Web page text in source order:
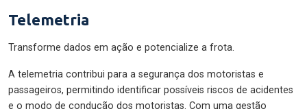
Telemetria
Transforme dados em ação e potencialize a frota.
A telemetria contribui para a segurança dos motoristas e
passageiros, permitindo identificar possíveis riscos de acidentes
e o modo de condução dos motoristas. Com uma gestão